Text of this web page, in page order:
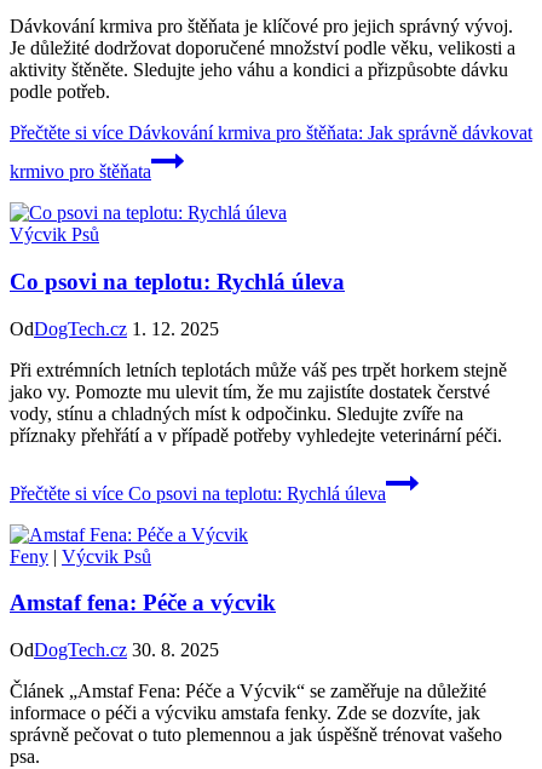
Dávkování krmiva pro štěňata je klíčové pro jejich správný vývoj.
Je důležité dodržovat doporučené množství podle věku, velikosti a
aktivity štěněte. Sledujte jeho váhu a kondici a přizpůsobte dávku
podle potřeb.
Přečtěte si více Dávkování krmiva pro štěňata: Jak správně dávkovat
krmivo pro štěňata
Výcvik Psů
Co psovi na teplotu: Rychlá úleva
OdDogTech.cz 1. 12. 2025
Při extrémních letních teplotách může váš pes trpět horkem stejně
jako vy. Pomozte mu ulevit tím, že mu zajistíte dostatek čerstvé
vody, stínu a chladných míst k odpočinku. Sledujte zvíře na
příznaky přehřátí a v případě potřeby vyhledejte veterinární péči.
Přečtěte si více Co psovi na teplotu: Rychlá úleva
Feny | Výcvik Psů
Amstaf fena: Péče a výcvik
OdDogTech.cz 30. 8. 2025
Článek „Amstaf Fena: Péče a Výcvik“ se zaměřuje na důležité
informace o péči a výcviku amstafa fenky. Zde se dozvíte, jak
správně pečovat o tuto plemennou a jak úspěšně trénovat vašeho
psa.